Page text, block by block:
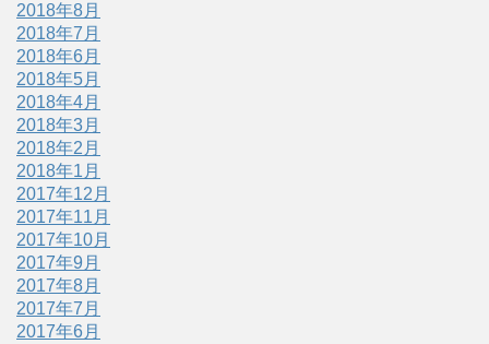
2018年8月
2018年7月
2018年6月
2018年5月
2018年4月
2018年3月
2018年2月
2018年1月
2017年12月
2017年11月
2017年10月
2017年9月
2017年8月
2017年7月
2017年6月